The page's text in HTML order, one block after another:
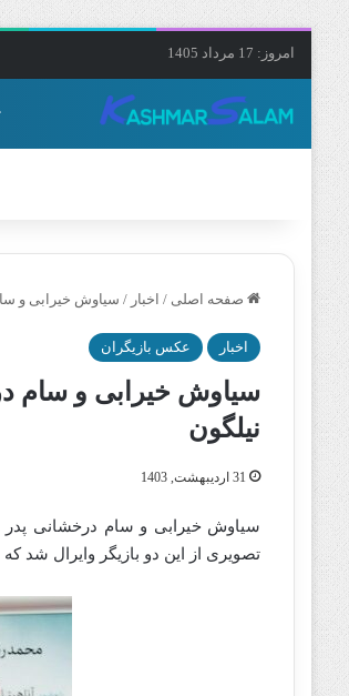
امروز: 17 مرداد 1405
صفحه اصلی / اخبار / سیاوش خیرابی و
اخبار عکس بازیگران
سیاوش خیرابی و سام
نیلگون
31 اردیبهشت, 1403
سیاوش خیرابی و سام درخشانی پدر و
تصویری از این دو بازیگر وایرال شد